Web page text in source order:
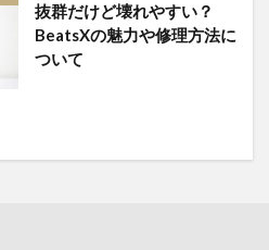
抜群だけど壊れやすい？
BeatsXの魅力や修理方法に
ついて